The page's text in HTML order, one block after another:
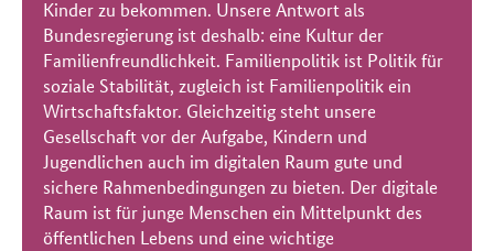
Kinder zu bekommen. Unsere Antwort als
Bundesregierung ist deshalb: eine Kultur der
Familienfreundlichkeit. Familienpolitik ist Politik für
soziale Stabilität, zugleich ist Familienpolitik ein
Wirtschaftsfaktor. Gleichzeitig steht unsere
Gesellschaft vor der Aufgabe, Kindern und
Jugendlichen auch im digitalen Raum gute und
sichere Rahmenbedingungen zu bieten. Der digitale
Raum ist für junge Menschen ein Mittelpunkt des
öffentlichen Lebens und eine wichtige